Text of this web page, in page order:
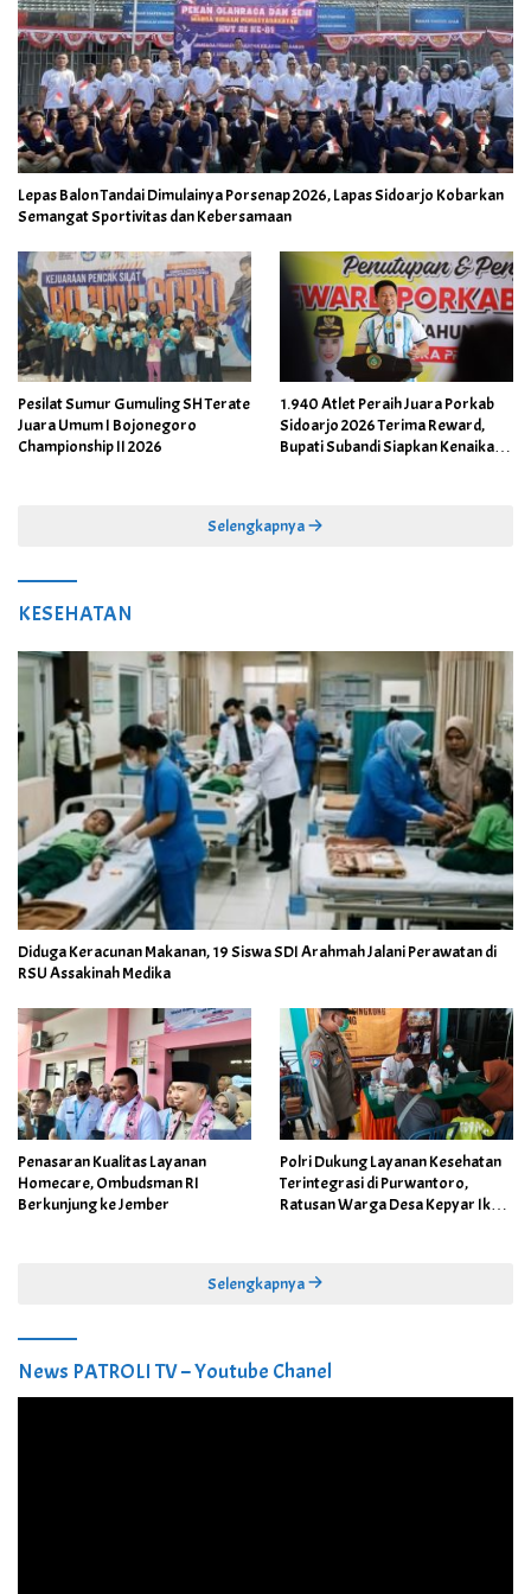
Lepas Balon Tandai Dimulainya Porsenap 2026, Lapas Sidoarjo Kobarkan
Semangat Sportivitas dan Kebersamaan
Pesilat Sumur Gumuling SH Terate
Juara Umum I Bojonegoro
Championship II 2026
1.940 Atlet Peraih Juara Porkab
Sidoarjo 2026 Terima Reward,
Bupati Subandi Siapkan Kenaikan
Selengkapnya
KESEHATAN
Diduga Keracunan Makanan, 19 Siswa SDI Arahmah Jalani Perawatan di
RSU Assakinah Medika
Penasaran Kualitas Layanan
Homecare, Ombudsman RI
Berkunjung ke Jember
Polri Dukung Layanan Kesehatan
Terintegrasi di Purwantoro,
Ratusan Warga Desa Kepyar Ikuti
Selengkapnya
News PATROLI TV – Youtube Chanel